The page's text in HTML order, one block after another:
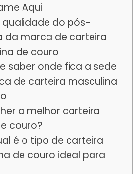
Aqui
qualidade do pós-
da marca de carteira
de couro
saber onde fica a sede
de carteira masculina
a melhor carteira
couro?
é o tipo de carteira
de couro ideal para